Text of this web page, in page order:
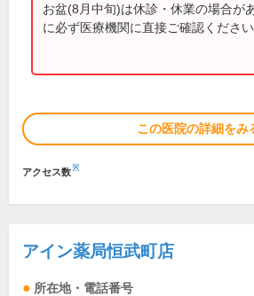
お盆(8月中旬)は休診・休業の場合が
に必ず医療機関に直接ご確認ください
この医院の詳細をみ
アクセス数※
アイン薬局恒武町店
所在地・電話番号